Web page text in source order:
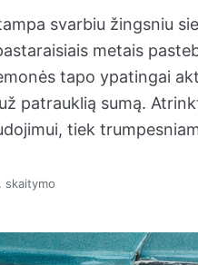
svarbiu žingsniu
metais
tapo ypatingai
patrauklią sumą.
tiek
skaitymo